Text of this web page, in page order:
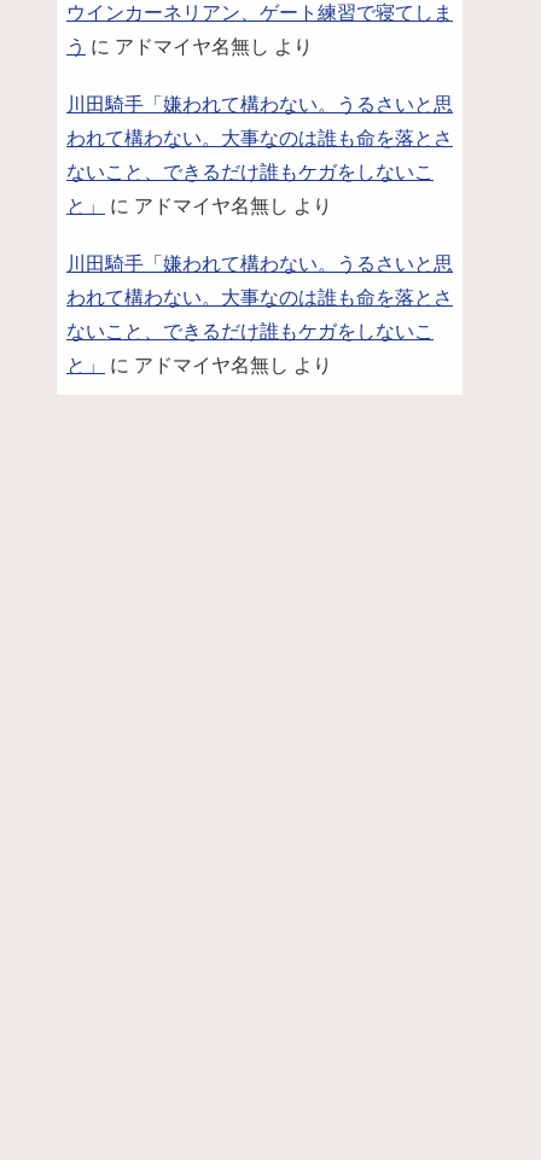
ウインカーネリアン、ゲート練習で寝てしま
う に アドマイヤ名無し より
川田騎手「嫌われて構わない。うるさいと思
われて構わない。大事なのは誰も命を落とさ
ないこと、できるだけ誰もケガをしないこ
と」
に アドマイヤ名無し より
川田騎手「嫌われて構わない。うるさいと思
われて構わない。大事なのは誰も命を落とさ
ないこと、できるだけ誰もケガをしないこ
と」
に アドマイヤ名無し より